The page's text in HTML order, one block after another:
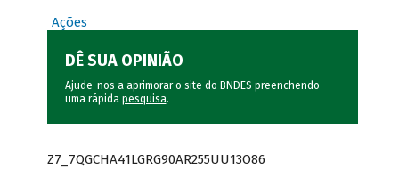
Ações
DÊ SUA OPINIÃO
Ajude-nos a aprimorar o site do BNDES preenchendo
uma rápida pesquisa.
Z7_7QGCHA41LGRG90AR255UU13O86